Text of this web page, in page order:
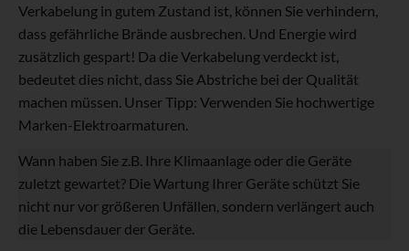
Verkabelung in gutem Zustand ist, können Sie verhindern,
dass gefährliche Brände ausbrechen. Und Energie wird
zusätzlich gespart! Da die Verkabelung verdeckt ist,
bedeutet dies nicht, dass Sie Abstriche bei der Qualität
machen müssen. Unser Tipp: Verwenden Sie hochwertige
Marken-Elektroarmaturen.
Wann haben Sie z.B. Ihre Klimaanlage oder die Geräte
zuletzt gewartet? Die Wartung Ihrer Geräte schützt Sie
nicht nur vor größeren Unfällen, sondern verlängert auch
die Lebensdauer der Geräte.